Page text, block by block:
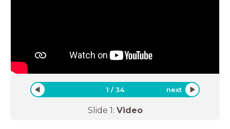
1 /34 next
Slide 1: Video